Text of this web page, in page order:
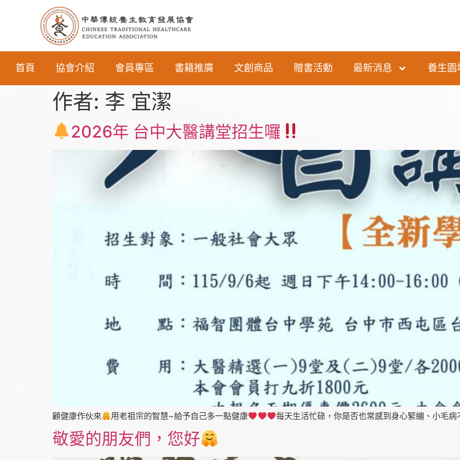
首頁 協會介紹 會員專區 書籍推廣 文創商品 贈書活動 最新消息 養生園
作者: 李 宜潔
2026年 台中大醫講堂招生囉
顧健康作伙來 用老祖宗的智慧~給予自己多一點健康 每天生活忙碌，你是否也常感到身心緊繃、小毛
敬愛的朋友們，您好